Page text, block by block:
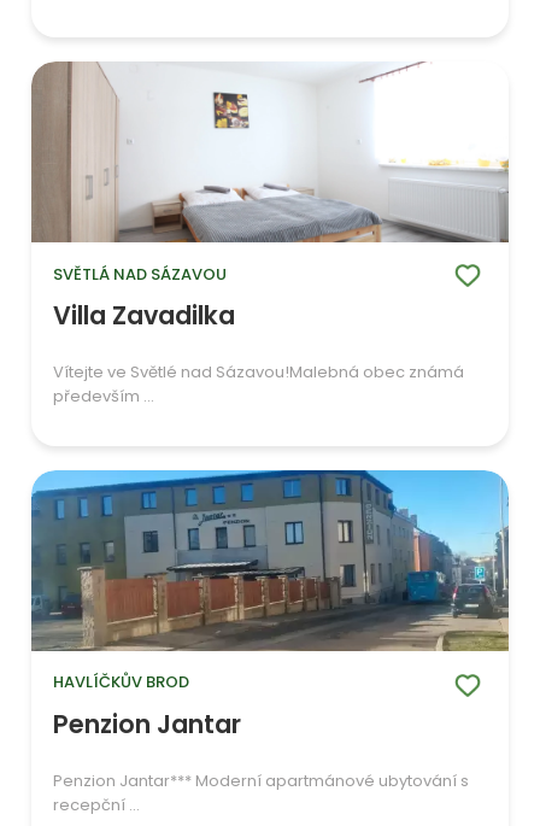
SVĚTLÁ NAD SÁZAVOU
Villa Zavadilka
Vítejte ve Světlé nad Sázavou!Malebná obec známá
především ...
HAVLÍČKŮV BROD
Penzion Jantar
Penzion Jantar*** Moderní apartmánové ubytování s
recepční ...